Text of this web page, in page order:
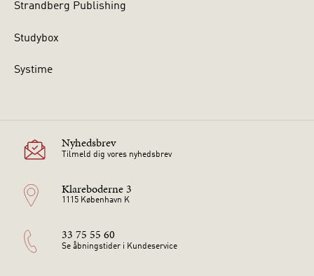
Strandberg Publishing
Studybox
Systime
Nyhedsbrev
Tilmeld dig vores nyhedsbrev
Klareboderne 3
1115 København K
33 75 55 60
Se åbningstider i Kundeservice